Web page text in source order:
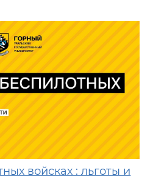
войсках : льготы и